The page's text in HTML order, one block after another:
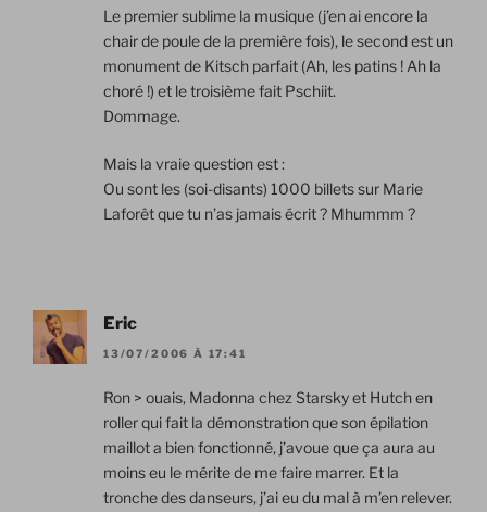
Le premier sublime la musique (j’en ai encore la
chair de poule de la première fois), le second est un
monument de Kitsch parfait (Ah, les patins ! Ah la
choré !) et le troisième fait Pschiit.
Dommage.
Mais la vraie question est :
Ou sont les (soi-disants) 1000 billets sur Marie
Laforêt que tu n’as jamais écrit ? Mhummm ?
Eric
13/07/2006 À 17:41
Ron > ouais, Madonna chez Starsky et Hutch en
roller qui fait la démonstration que son épilation
maillot a bien fonctionné, j’avoue que ça aura au
moins eu le mérite de me faire marrer. Et la
tronche des danseurs, j’ai eu du mal à m’en relever.